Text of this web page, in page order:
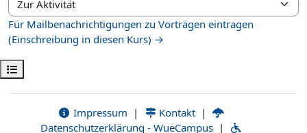
Kursindex öffnen
Zur Aktivität
Für Mailbenachrichtigungen zu Vorträgen eintragen
(Einschreibung in diesen Kurs) →
Impressum | Kontakt |
Datenschutzerklärung - WueCampus |